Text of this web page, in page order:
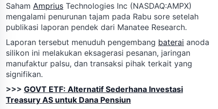
Saham Amprius Technologies Inc (NASDAQ:AMPX)
mengalami penurunan tajam pada Rabu sore setelah
publikasi laporan pendek dari Manatee Research.
Laporan tersebut menuduh pengembang baterai anoda
silikon ini melakukan eksagerasi pesanan, jaringan
manufaktur palsu, dan transaksi pihak terkait yang
signifikan.
>>> GOVT ETF: Alternatif Sederhana Investasi
Treasury AS untuk Dana Pensiun